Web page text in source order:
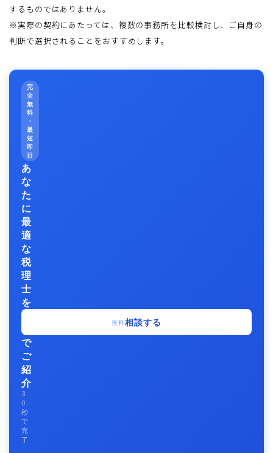
するものではありません。
※実際の契約にあたっては、複数の事務所を比較検討し、ご自身の
判断で選択されることをおすすめします。
完
全
無
料
・
最
短
即
日
あ
な
た
に
最
適
な
税
理
士
を
無
料
で
ご
紹
介
3
0
秒
で
完
了
無料相談する